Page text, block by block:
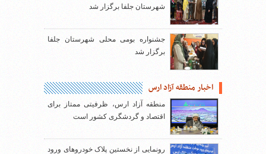
شهرستان جلفا برگزار شد
جشنواره بومی محلی شهرستان جلفا
برگزار شد
اخبار منطقه آزاد ارس
منطقه آزاد ارس، ظرفیتی ممتاز برای
اقتصاد و گردشگری کشور است
رونمایی از نخستین پلاک خودروهای ورود